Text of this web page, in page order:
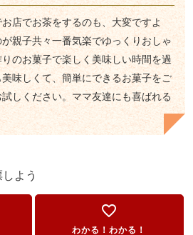
店でお茶をするのも、大変ですよ
親子共々一番気楽でゆっくりおしゃ
のお菓子で楽しく美味しい時間を過
味しくて、簡単にできるお菓子をご
しください。ママ友達にも喜ばれる
よう
favorite_border
わかる！わかる！